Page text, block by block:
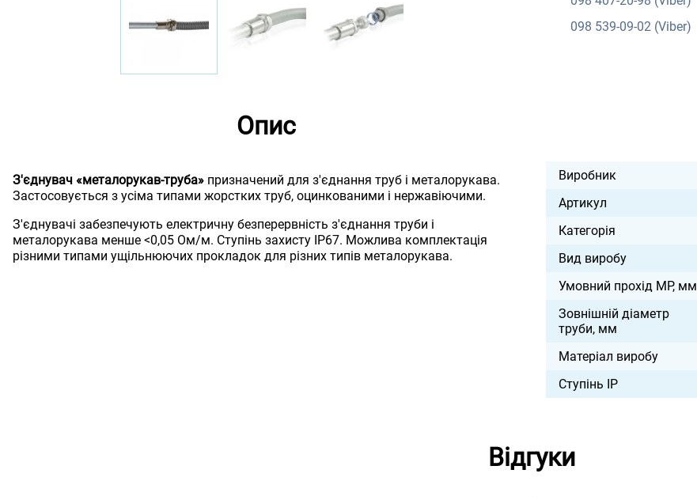
098 539-09-02 (Viber)
Опис
З'єднувач «металорукав-труба» призначений для з'єднання труб і металорукава.
Застосовується з усіма типами жорстких труб, оцинкованими і нержавіючими.
З'єднувачі забезпечують електричну безперервність з'єднання труби і
металорукава менше <0,05 Ом/м. Ступінь захисту IP67. Можлива комплектація
різними типами ущільнюючих прокладок для різних типів металорукава.
Виробник
Артикул
Категорія
Вид виробу
Умовний прохід МР, мм
Зовнішній діаметр
труби, мм
Матеріал виробу
Ступінь IP
Відгуки